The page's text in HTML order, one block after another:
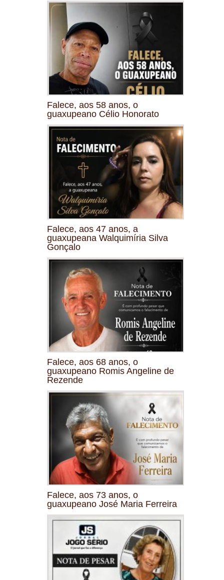
Falece, aos 58 anos, o
guaxupeano Célio Honorato
Falece, aos 47 anos, a
guaxupeana Walquimíria Silva
Gonçalo
Falece, aos 68 anos, o
guaxupeano Romis Angeline de
Rezende
Falece, aos 73 anos, o
guaxupeano José Maria Ferreira